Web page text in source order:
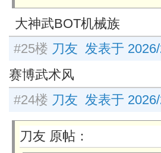
大神武BOT机械族
#25楼 刀友 发表于
赛博武术风
#24楼 刀友 发表于
刀友 原帖：